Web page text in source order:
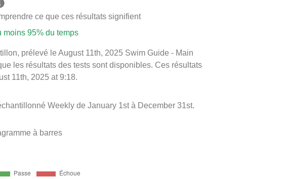
ce que ces résultats signifient
moins 95% du temps
prélevé le August 11th, 2025 Swim Guide - Main
les résultats des tests sont disponibles. Ces résultats
11th, 2025 at 9:18.
Weekly de January 1st à December 31st.
à barres